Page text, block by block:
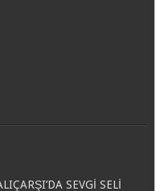
SEVGİ SELİ